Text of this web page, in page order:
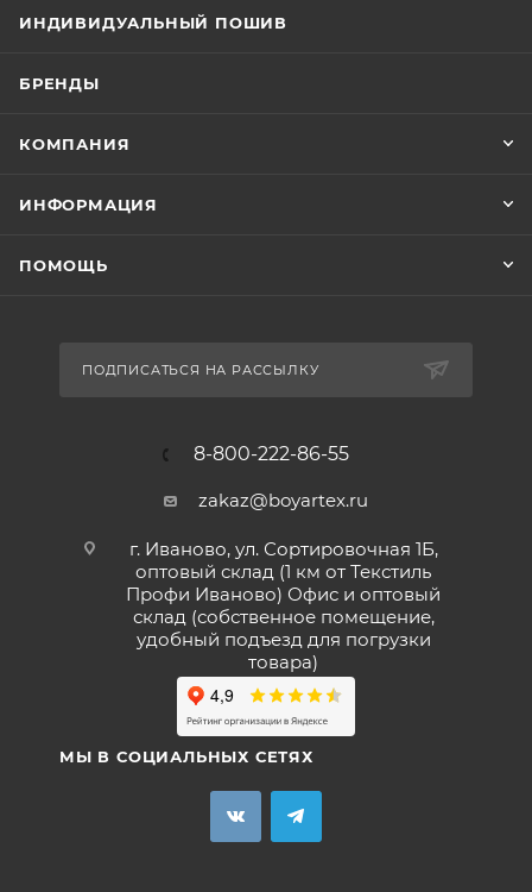
ИНДИВИДУАЛЬНЫЙ ПОШИВ
БРЕНДЫ
КОМПАНИЯ
ИНФОРМАЦИЯ
ПОМОЩЬ
ПОДПИСАТЬСЯ НА РАССЫЛКУ
8-800-222-86-55
zakaz@boyartex.ru
г. Иваново, ул. Сортировочная 1Б,
оптовый склад (1 км от Текстиль
Профи Иваново) Офис и оптовый
склад (собственное помещение,
удобный подъезд для погрузки
товара)
МЫ В СОЦИАЛЬНЫХ СЕТЯХ